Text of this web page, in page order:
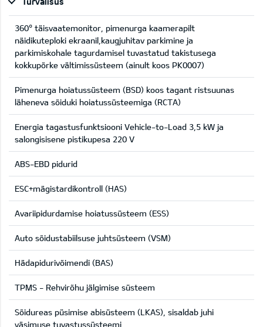
360° täisvaatemonitor, pimenurga kaamerapilt
näidikuteploki ekraanil,kaugjuhitav parkimine ja
parkimiskohale tagurdamisel tuvastatud takistusega
kokkupõrke vältimissüsteem (ainult koos PK0007)
Pimenurga hoiatussüsteem (BSD) koos tagant ristsuunas
läheneva sõiduki hoiatussüsteemiga (RCTA)
Energia tagastusfunktsiooni Vehicle-to-Load 3,5 kW ja
salongisisene pistikupesa 220 V
ABS-EBD pidurid
ESC+mägistardikontroll (HAS)
Avariipidurdamise hoiatussüsteem (ESS)
Auto sõidustabiilsuse juhtsüsteem (VSM)
Hädapidurivõimendi (BAS)
TPMS - Rehvirõhu jälgimise süsteem
Sõidureas püsimise abisüsteem (LKAS), sisaldab juhi
väsimuse tuvastussüsteemi